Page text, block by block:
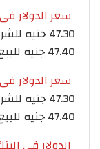
سعر الدولار
47.30 جنيه للشراء.
47.40 جنيه للبيع
سعر الدولار
47.30 جنيه للشراء.
47.40 جنيه للبيع.